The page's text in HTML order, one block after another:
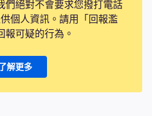
們絕對不會要求您撥打電話
個人資訊。請用「回報濫
報可疑的行為。
解更多